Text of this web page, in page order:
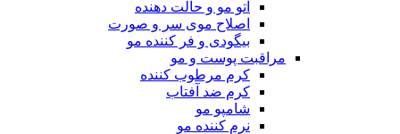
اتو مو و حالت دهنده
اصلاح موی سر و صورت
بیگودی و فر کننده مو
مراقبت پوست و مو
کرم مرطوب کننده
کرم ضد آفتاب
شامپو مو
نرم کننده مو